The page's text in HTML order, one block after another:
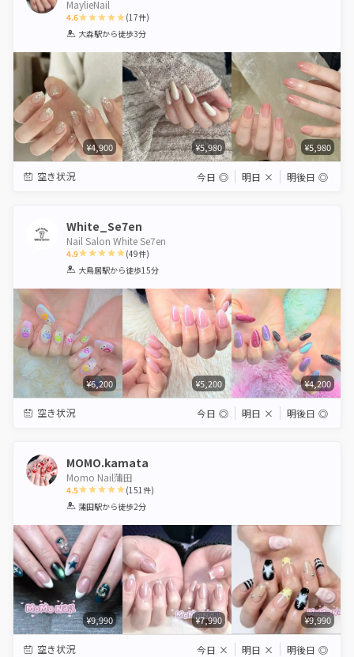
MaylieNail
4.6
1 2 3 4 5
(17件)
大森駅から徒歩3分
¥4,900 ¥5,980 ¥5,980
空き状況 今日 ◎ 明日 × 明後日 ◎
White_Se7en
Nail Salon White Se7en
4.9
1 2 3 4 5
(49件)
大鳥居駅から徒歩15分
¥6,200 ¥5,200 ¥4,200
空き状況 今日 ◎ 明日 × 明後日 ◎
MOMO.kamata
Momo Nail蒲田
4.5
1 2 3 4 5
(151件)
蒲田駅から徒歩2分
¥9,990 ¥7,990 ¥9,990
空き状況 今日 × 明日 × 明後日 ◎